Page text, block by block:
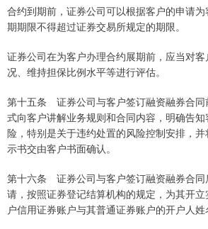
合约到期前，证券公司可以根据客户的申请
期期限不得超过证券交易所规定的期限。
证券公司在为客户办理合约展期前，应当对
况、维持担保比例水平等进行评估。
第十五条 证券公司与客户签订融资融券合同
式向客户讲解业务规则和合同内容，明确告
险，特别是关于违约处置的风险控制安排，
示书交由客户书面确认。
第十六条 证券公司与客户签订融资融券合同
请，按照证券登记结算机构的规定，为其开
户信用证券账户与其普通证券账户的开户人姓